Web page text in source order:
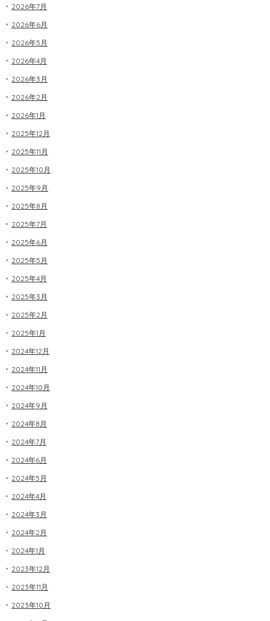
2026年7月
2026年6月
2026年5月
2026年4月
2026年3月
2026年2月
2026年1月
2025年12月
2025年11月
2025年10月
2025年9月
2025年8月
2025年7月
2025年6月
2025年5月
2025年4月
2025年3月
2025年2月
2025年1月
2024年12月
2024年11月
2024年10月
2024年9月
2024年8月
2024年7月
2024年6月
2024年5月
2024年4月
2024年3月
2024年2月
2024年1月
2023年12月
2023年11月
2023年10月